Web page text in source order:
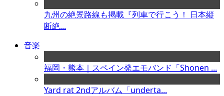
九州の絶景路線も掲載『列車で行こう！ 日本縦
断絶...
音楽
福岡・熊本｜スペイン発エモバンド「Shonen ...
Yard rat 2ndアルバム「underta...